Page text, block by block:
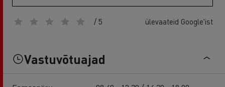
/ 5 ülevaateid Google'ist
Vastuvõtuajad